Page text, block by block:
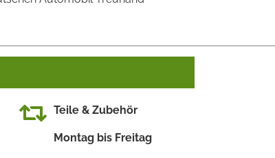
Teile & Zubehör
Montag bis Freitag